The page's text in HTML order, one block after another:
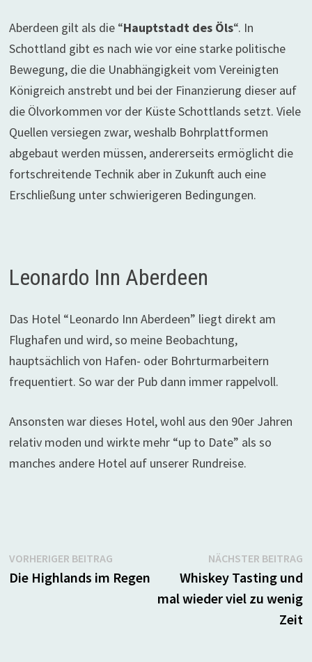
Aberdeen gilt als die “Hauptstadt des Öls“. In
Schottland gibt es nach wie vor eine starke politische
Bewegung, die die Unabhängigkeit vom Vereinigten
Königreich anstrebt und bei der Finanzierung dieser auf
die Ölvorkommen vor der Küste Schottlands setzt. Viele
Quellen versiegen zwar, weshalb Bohrplattformen
abgebaut werden müssen, andererseits ermöglicht die
fortschreitende Technik aber in Zukunft auch eine
Erschließung unter schwierigeren Bedingungen.
Leonardo Inn Aberdeen
Das Hotel “Leonardo Inn Aberdeen” liegt direkt am
Flughafen und wird, so meine Beobachtung,
hauptsächlich von Hafen- oder Bohrturmarbeitern
frequentiert. So war der Pub dann immer rappelvoll.
Ansonsten war dieses Hotel, wohl aus den 90er Jahren
relativ moden und wirkte mehr “up to Date” als so
manches andere Hotel auf unserer Rundreise.
Beitragsnavigation
VORHERIGER BEITRAGVorheriger
Beitrag:
Die Highlands im Regen
NÄCHSTER BEITRAG
Whiskey Tasting und
mal wieder viel zu wenig
Zeit